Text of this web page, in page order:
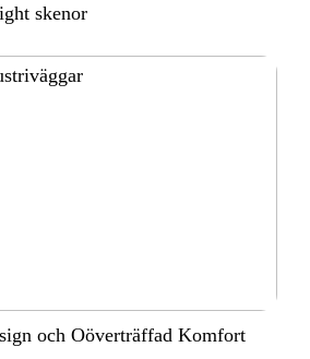
skenor
och Oöverträffad Komfort